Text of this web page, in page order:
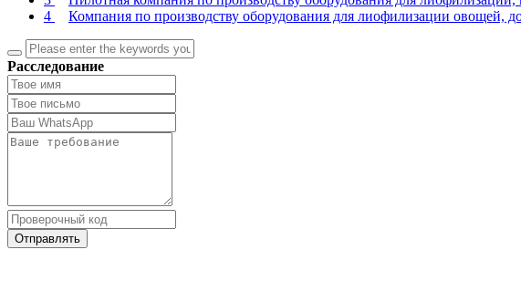
4
Компания по производству оборудования для лиофилизации овощей,
Расследование
Отправлять